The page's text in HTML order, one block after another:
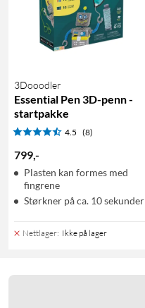
3Dooodler
Essential Pen 3D-penn -
startpakke
4.5 (8)
799,-
Plasten kan formes med
fingrene
Størkner på ca. 10 sekunder
Nettlager: Ikke på lager